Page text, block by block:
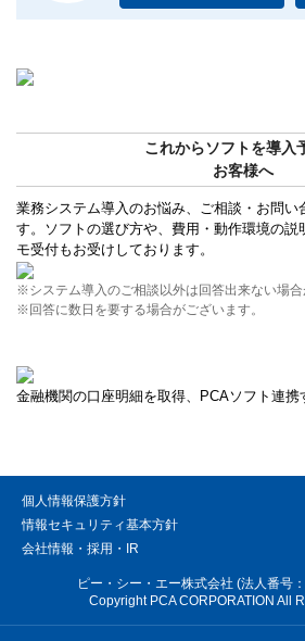
これからソフトを導入
お客様へ
業務システム導入のお悩み、ご相談・お問い
す。ソフトの選び方や、費用・動作環境の
モ受付もお受けしております。
※システム導入のご相談以外は回答出来ない場合
※回答に数日を要する場合がございます。
金融機関の口座明細を取得、PCAソフト連
個人情報保護方針
情報セキュリティ基本方針
会社情報・採用・IR
ピー・シー・エー株式会社 (法人番号
Copyright PCA CORPORATION All